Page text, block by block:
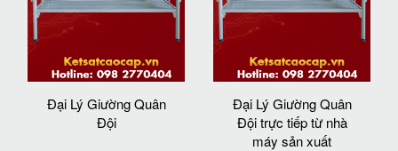
Đại Lý Giường Quân
Đội
Đại Lý Giường Quân
Đội trực tiếp từ nhà
máy sản xuất